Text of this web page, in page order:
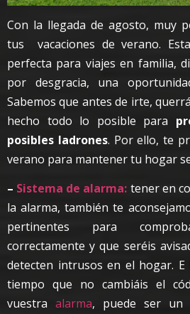
Con la llegada de agosto, muy
tus vacaciones de verano.
perfecta para viajes en familia,
por desgracia, una
Sabemos que antes de irte,
hecho todo lo posible para
posibles ladrones. Por ello, te
verano para mantener tu hogar
– Sistema de alarma: tener en
la alarma, también te
pertinentes para
correctamente y que seréis
detecten intrusos en el hogar. E
tiempo que no cambiáis el
vuestra alarma, puede ser un